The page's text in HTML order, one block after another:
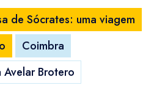
de Sócrates: uma viagem
Coimbra
Avelar Brotero